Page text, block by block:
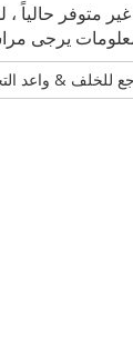
متوفر حالياً ،
يرجى
للخلف & واعد